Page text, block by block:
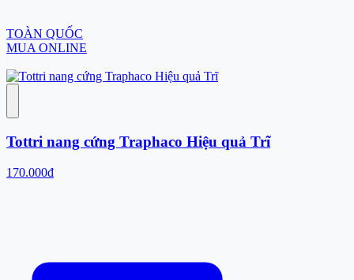
TOÀN QUỐC
MUA ONLINE
Tottri nang cứng Traphaco Hiệu quả Trĩ
170.000đ